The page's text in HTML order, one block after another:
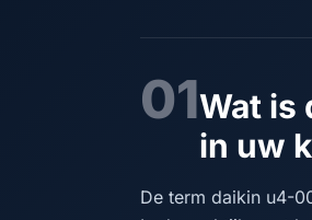
01Wat is
in uw
De term daikin u4-